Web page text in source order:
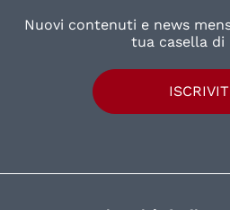
Nuovi contenuti e news
tua casella di